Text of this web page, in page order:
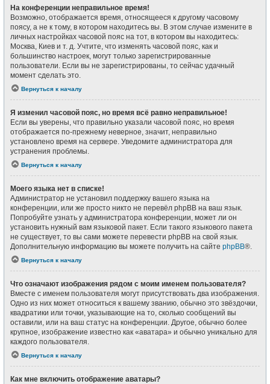
На конференции неправильное время!
Возможно, отображается время, относящееся к другому часовому
поясу, а не к тому, в котором находитесь вы. В этом случае измените в
личных настройках часовой пояс на тот, в котором вы находитесь:
Москва, Киев и т. д. Учтите, что изменять часовой пояс, как и
большинство настроек, могут только зарегистрированные
пользователи. Если вы не зарегистрированы, то сейчас удачный
момент сделать это.
Вернуться к началу
Я изменил часовой пояс, но время всё равно неправильное!
Если вы уверены, что правильно указали часовой пояс, но время
отображается по-прежнему неверное, значит, неправильно
установлено время на сервере. Уведомите администратора для
устранения проблемы.
Вернуться к началу
Моего языка нет в списке!
Администратор не установил поддержку вашего языка на
конференции, или же просто никто не перевёл phpBB на ваш язык.
Попробуйте узнать у администратора конференции, может ли он
установить нужный вам языковой пакет. Если такого языкового пакета
не существует, то вы сами можете перевести phpBB на свой язык.
Дополнительную информацию вы можете получить на сайте phpBB®.
Вернуться к началу
Что означают изображения рядом с моим именем пользователя?
Вместе с именем пользователя могут присутствовать два изображения.
Одно из них может относиться к вашему званию, обычно это звёздочки,
квадратики или точки, указывающие на то, сколько сообщений вы
оставили, или на ваш статус на конференции. Другое, обычно более
крупное, изображение известно как «аватара» и обычно уникально для
каждого пользователя.
Вернуться к началу
Как мне включить отображение аватары?